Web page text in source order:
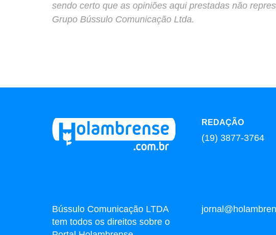
sendo certo que as opiniões aqui prestadas não
Grupo Bússulo Comunicação Ltda.
REDAÇÃO
(19) 3877-3764
Bússulo Comunicação LTDA
tem todos os direitos sobre o